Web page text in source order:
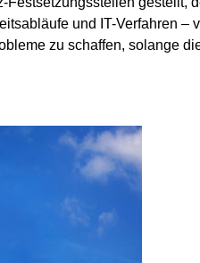
und IT-Verfahren –
zu schaffen, solange